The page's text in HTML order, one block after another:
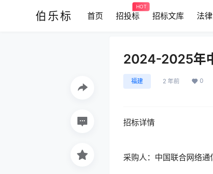
伯乐标 首页 招投标
HOT
招标文库 法
2024-2025年
福建 2 年前 0
招标详情
采购人：中国联合网络